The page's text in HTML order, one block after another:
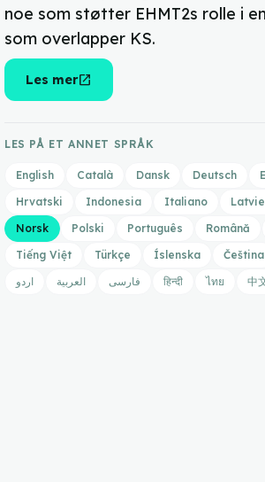
noe som støtter EHMT2s rolle i
som overlapper KS.
Les meropen_in_new
LES PÅ ET ANNET SPRÅK
English Català Dansk Deutsch
Hrvatski
Indonesia Italiano
Norsk
Polski Português Română
Tiếng Việt
Türkçe Íslenska Čeština
اردو
العربية فارسی हिन्दी ไทย 中